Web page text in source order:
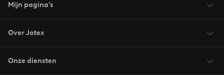
Mijn pagina's
Over Jotex
Onze diensten